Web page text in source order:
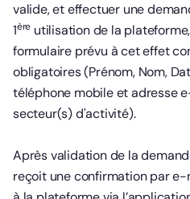
valide, et effectuer une
1ère utilisation de la
formulaire prévu à cet effet
obligatoires (Prénom, Nom,
téléphone mobile et adresse
secteur(s) d'activité).
Après validation de la
reçoit une confirmation par